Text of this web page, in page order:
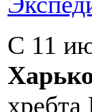
C 11